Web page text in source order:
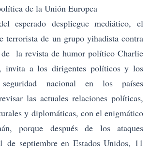
la Unión Europea
despliegue mediático, el
terrorista de un grupo yihadista contra
la revista de humor político Charlie
invita a los dirigentes políticos y los
nacional en los países
las actuales relaciones políticas,
y diplomáticas, con el enigmático
porque después de los ataques
de septiembre en Estados Unidos, 11